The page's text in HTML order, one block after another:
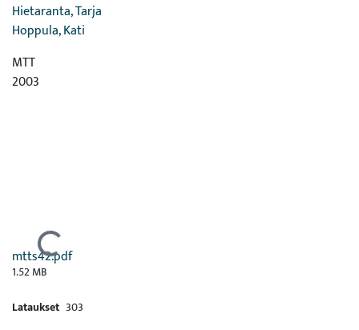
Hietaranta, Tarja
Hoppula, Kati
MTT
2003
Ladataan...
mtts42.pdf
1.52 MB
Lataukset 303